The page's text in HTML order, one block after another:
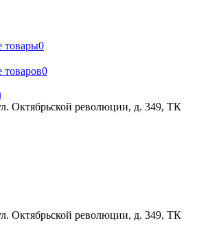
товары0
товаров0
Октябрьской революции, д. 349, ТК
Октябрьской революции, д. 349, ТК